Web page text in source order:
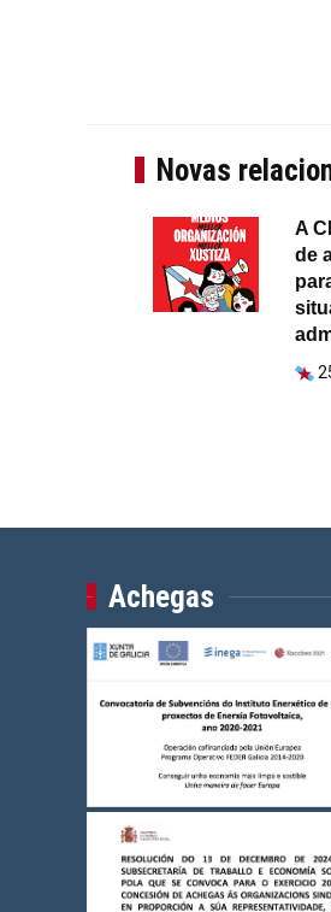
Novas
A
de
Achegas